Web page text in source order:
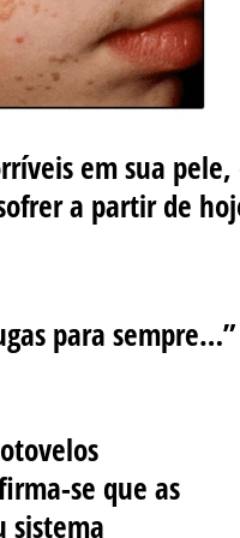
em sua
a partir de
para
se que as
sistema